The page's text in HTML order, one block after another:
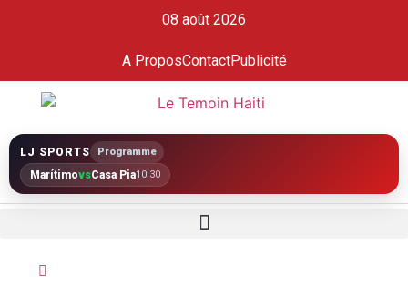
08 août 2026
A ProposContactPublicité
LJ SPORTS Programme
MarítimovsCasa Pia10:30